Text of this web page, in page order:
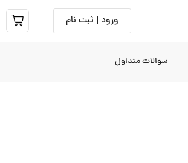
ورود | ثبت نام
سوالات متداول